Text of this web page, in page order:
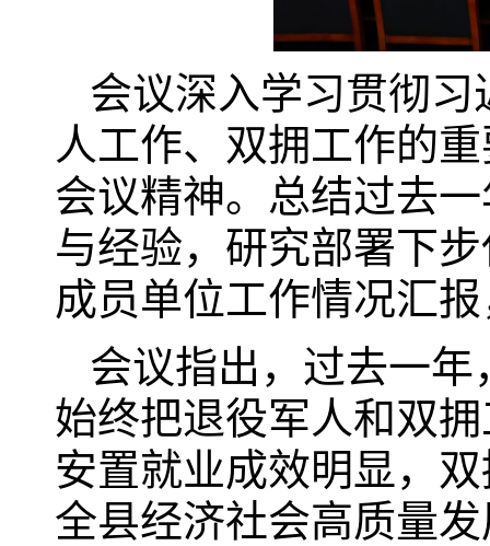
会议深入学习贯彻
人工作、双拥工作的
会议精神。总结过去
与经验，研究部署下
成员单位工作情况汇
会议指出，过去一
始终把退役军人和双
安置就业成效明显，
全县经济社会高质量